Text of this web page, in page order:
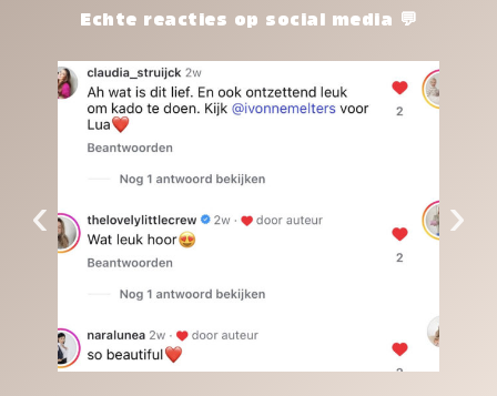
het waard.Echte reacties op social media 💬
‹ ›